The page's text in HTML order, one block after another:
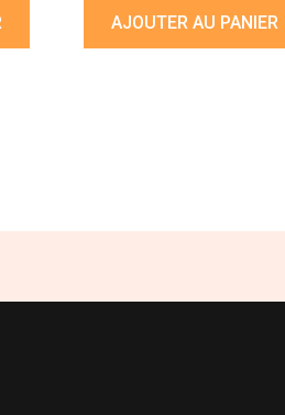
AJOUTER AU PANIER